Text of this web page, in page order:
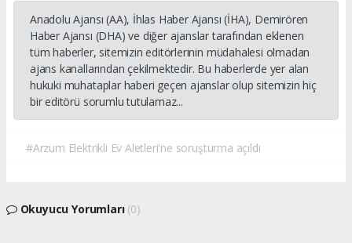
Anadolu Ajansı (AA), İhlas Haber Ajansı (İHA), Demirören
Haber Ajansı (DHA) ve diğer ajanslar tarafından eklenen
tüm haberler, sitemizin editörlerinin müdahalesi olmadan
ajans kanallarından çekilmektedir. Bu haberlerde yer alan
hukuki muhataplar haberi geçen ajanslar olup sitemizin hiç
bir editörü sorumlu tutulamaz...
#Arzum Elektrikli Ev Aletleri'ne soruşturma açıldı
Okuyucu Yorumları (0)